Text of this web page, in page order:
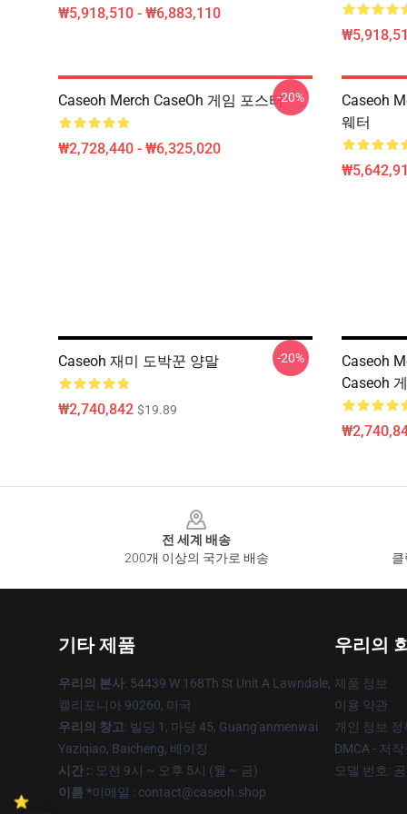
₩5,918,510 - ₩6,883,110
Caseoh Merch CaseOh 게임 포스터
₩2,728,440 - ₩6,325,020
-20%
Caseoh
웨터
Caseoh 재미 도박꾼 양말
₩2,740,842 $19.89
-20%
Caseoh
Caseoh
전 세계 배송
200개 이상의 국가로 배송
기타 제품
우리의 본사: 54439 W 168Th St Unit A Lawndale,
캘리포니아 90260, 미국
우리의 창고: 빌딩 1, 마당 45, Guang'anmenwai
Yaziqiao, Baicheng, 베이징
시간 :: 오전 9시 ~ 오후 5시 (월 ~ 금)
이름 *이메일 : contact@caseoh.shop
우리의
제품 정보
이용 약관
개인 정보 정
DMCA - 저
모델 번호: